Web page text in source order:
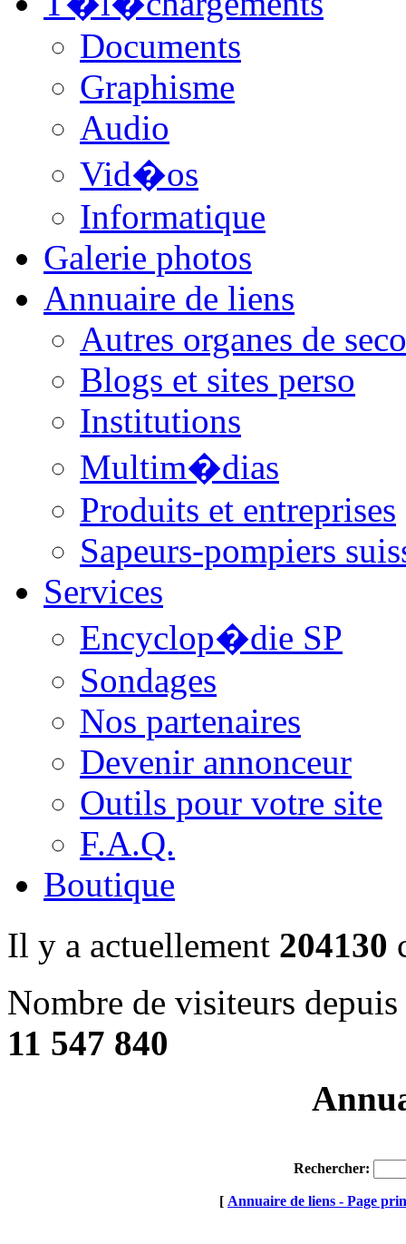
Documents
Graphisme
Audio
Vid�os
Informatique
Galerie photos
Annuaire de liens
Autres organes de
Blogs et sites perso
Institutions
Multim�dias
Produits et entreprises
Sapeurs-pompiers
Services
Encyclop�die SP
Sondages
Nos partenaires
Devenir annonceur
Outils pour votre site
F.A.Q.
Boutique
Il y a actuellement 204130
Nombre de visiteurs
11 547 840
Rechercher:
[ Annuaire de liens - Page